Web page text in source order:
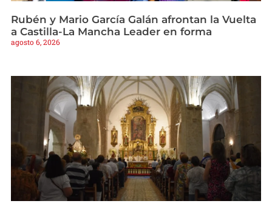
Rubén y Mario García Galán afrontan la Vuelta
a Castilla-La Mancha Leader en forma
agosto 6, 2026